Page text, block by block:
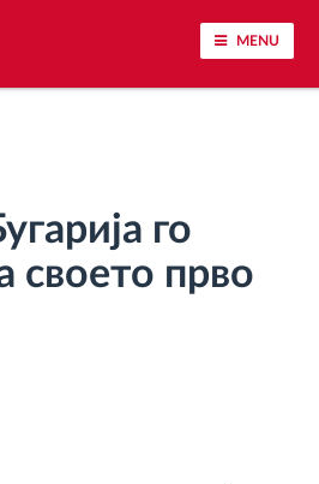
MENU
однесување
на возењето
сила
го
своето прво